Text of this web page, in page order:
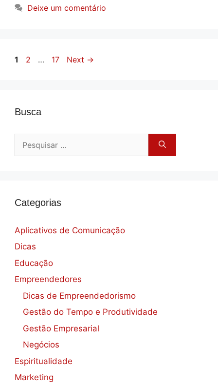
Deixe um comentário
Page
1 Page
2 … Page
17 Next →
Busca
por:
Categorias
Aplicativos de Comunicação
Dicas
Educação
Empreendedores
Dicas de Empreendedorismo
Gestão do Tempo e Produtividade
Gestão Empresarial
Negócios
Espiritualidade
Marketing